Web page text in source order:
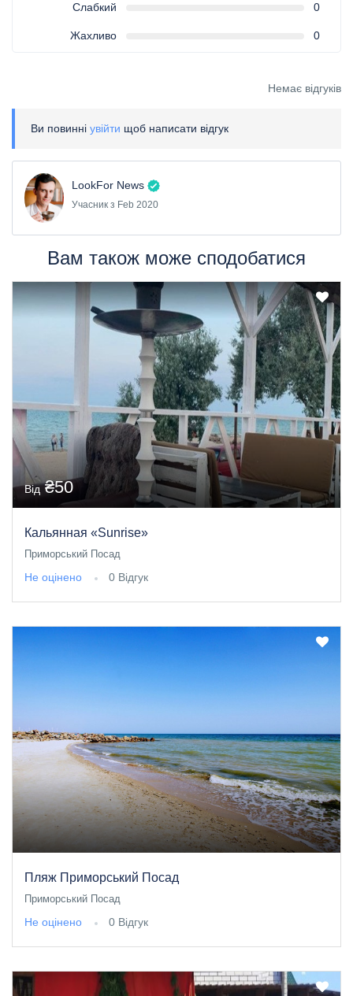
Слабкий 0
Жахливо 0
Немає відгуків
Ви повинні увійти щоб написати відгук
LookFor News
Учасник з Feb 2020
Вам також може сподобатися
Від₴50
Кальянная «Sunrise»
Приморський Посад
Не оцінено 0 Відгук
Пляж Приморський Посад
Приморський Посад
Не оцінено 0 Відгук